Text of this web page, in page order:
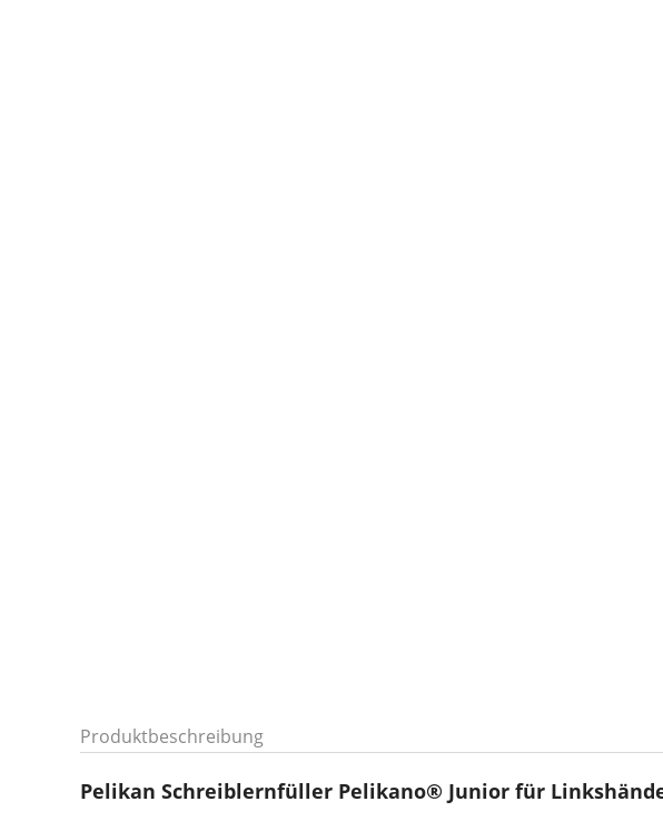
Produktbeschreibung
Pelikan Schreiblernfüller Pelikano® Junior für